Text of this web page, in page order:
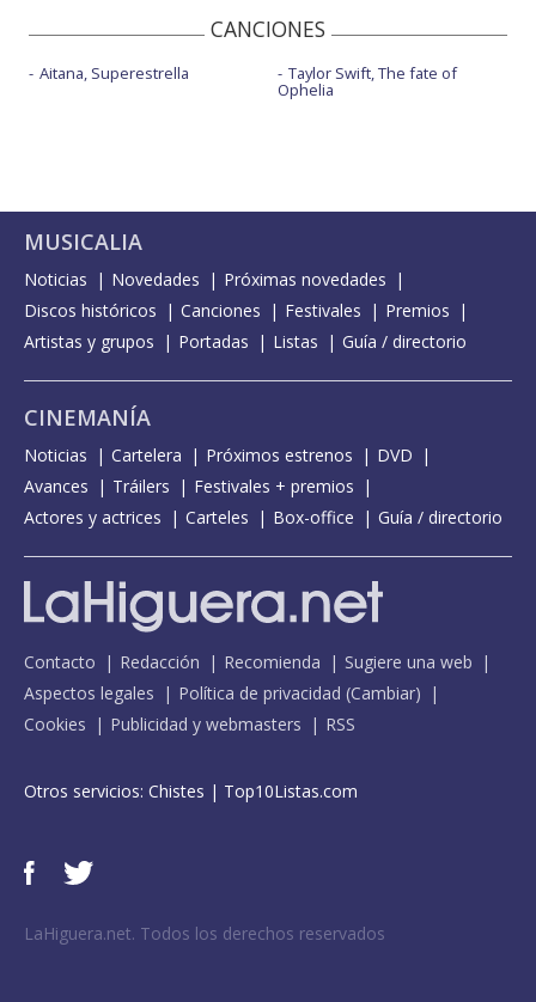
CANCIONES
Aitana, Superestrella Taylor Swift, The fate of
Ophelia
MUSICALIA
Noticias Novedades
Próximas novedades
Discos históricos
Canciones Festivales
Premios
Artistas y grupos
Portadas Listas Guía / directorio
CINEMANÍA
Noticias Cartelera Próximos estrenos
DVD
Avances
Tráilers
Festivales + premios
Actores y actrices
Carteles Box-office Guía / directorio
Contacto Redacción Recomienda
Sugiere una web
Aspectos legales
Política de privacidad (Cambiar)
Cookies
Publicidad y webmasters RSS
Otros servicios: Chistes | Top10Listas.com
LaHiguera.net. Todos los derechos reservados